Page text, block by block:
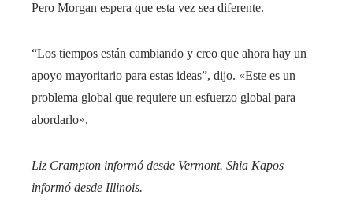
Pero Morgan espera que esta vez sea diferente.
“Los tiempos están cambiando y creo que ahora hay un
apoyo mayoritario para estas ideas”, dijo. «Este es un
problema global que requiere un esfuerzo global para
abordarlo».
Liz Crampton informó desde Vermont. Shia Kapos
informó desde Illinois.